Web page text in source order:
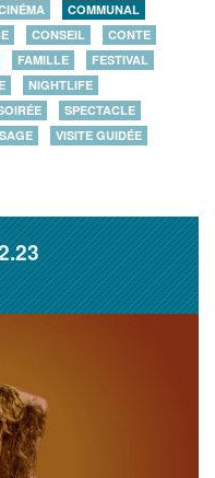
COMMUNAL
CONSEIL
CONTE
FAMILLE
FESTIVAL
NIGHTLIFE
SPECTACLE
VISITE GUIDÉE